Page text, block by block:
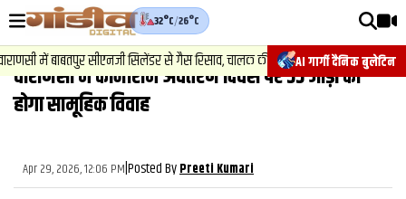
AI गार्गी दैनिक बुलेटिन
32°C/26°C
में बाबतपुर सीएनजी सिलेंडर से गैस रिसाव, चालक की सूझबूझ से टला बड़ा हादसा. 2
वीडियोज़
वाराणसी न्यूज़
राजनीति
वाराणसी में कीनाराम अवतरण दिवस पर 55 जोड़ों का
होगा सामूहिक विवाह
Apr 29, 2026, 12:06 PM|Posted ByPreeti Kumari